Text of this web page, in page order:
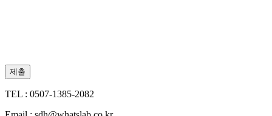
제출
TEL : 0507-1385-2082